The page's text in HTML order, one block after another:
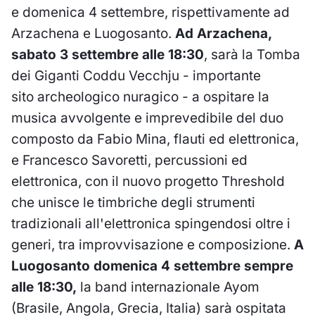
e domenica 4 settembre, rispettivamente ad
Arzachena e Luogosanto. Ad Arzachena,
sabato 3 settembre alle 18:30, sarà la Tomba
dei Giganti Coddu Vecchju - importante
sito archeologico nuragico - a ospitare la
musica avvolgente e imprevedibile del duo
composto da Fabio Mina, flauti ed elettronica,
e Francesco Savoretti, percussioni ed
elettronica, con il nuovo progetto Threshold
che unisce le timbriche degli strumenti
tradizionali all'elettronica spingendosi oltre i
generi, tra improvvisazione e composizione. A
Luogosanto domenica 4 settembre sempre
alle 18:30, la band internazionale Ayom
(Brasile, Angola, Grecia, Italia) sarà ospitata